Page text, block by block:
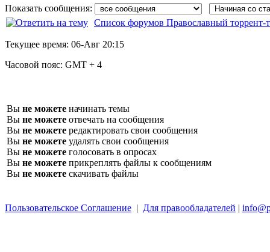
Показать сообщения:
Список форумов Православный торрент-
Текущее время: 06-Авг 20:15
Часовой пояс: GMT + 4
Вы не можете начинать темы
Вы не можете отвечать на сообщения
Вы не можете редактировать свои сообщения
Вы не можете удалять свои сообщения
Вы не можете голосовать в опросах
Вы не можете прикреплять файлы к сообщениям
Вы не можете скачивать файлы
Пользовательское Соглашение | Для правообладателей |